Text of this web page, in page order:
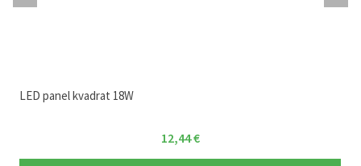
LED panel kvadrat 18W
12,44€